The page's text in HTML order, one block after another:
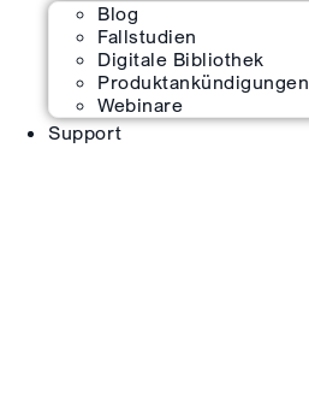
Blog
Fallstudien
Digitale Bibliothek
Produktankündigungen
Webinare
Support